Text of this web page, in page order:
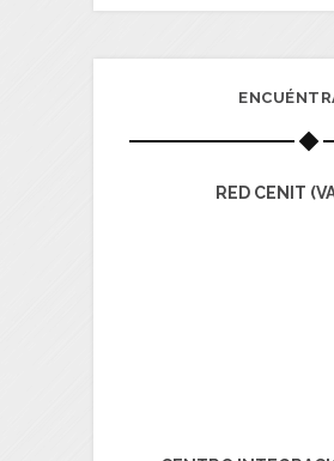
RED CENIT